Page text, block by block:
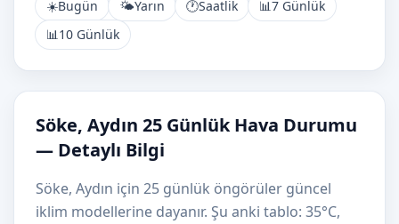
☀️Bugün 🌤️Yarın 🕐Saatlik 📊7 Günlük
📊10 Günlük
Söke, Aydın 25 Günlük Hava Durumu
— Detaylı Bilgi
Söke, Aydın için 25 günlük öngörüler güncel
iklim modellerine dayanır. Şu anki tablo: 35°C,